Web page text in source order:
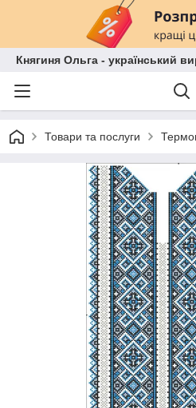
Княгиня Ольга - український
Товари та послуги